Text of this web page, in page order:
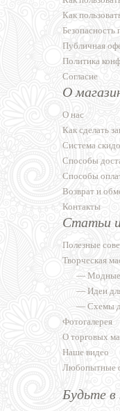
Как
Безопасность
Публичная
Политика
Согласие
О
О нас
Как сделать
Система
Способы
Способы
Возврат и
Контакты
Статьи
Полезные
Творческая
— Модные
— Идеи
— Схемы
Фотогалерея
О торговых
Наше видео
Любопытные
Будьте в